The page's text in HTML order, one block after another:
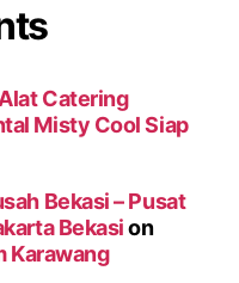
Catering
Misty Cool Siap
Bekasi – Pusat
Bekasion
Karawang